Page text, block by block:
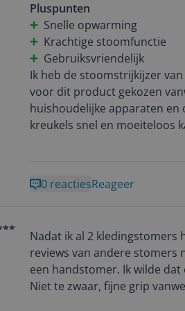
Het enige minpuntje wat ik
leeg.
Op zich niet erg, want het is
Al met al een aanrader wat
Ik heb de stoomstrijkijzer
voor dit product gekozen
huishoudelijke apparaten en
kreukels snel en moeiteloos
verwacht, het is gemakkelijk
stoom, wat het strijken een
Wat betreft de prijs-
waarde voor zijn prijs. Het
investering. Ik beveel het
hoogwaardige
Pluspunten
Snelle opwarming
Krachtige stoomfunctie
Gebruiksvriendelijk
0 reactiesReageer
Nadat ik al 2 kledingstomers
reviews van andere stomers naast elkaar gezet en
een handstomer. Ik wilde
Niet te zwaar, fijne grip